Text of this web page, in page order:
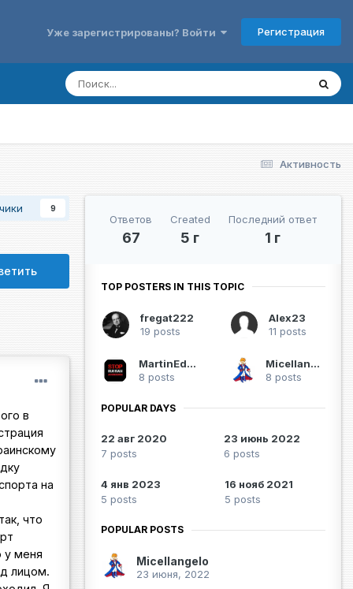
Уже зарегистрированы? Войти Регистрация
Активность
9
в
на
что
у меня
лицом.
Ответов
67
Created
5 г
Последний ответ
1 г
TOP POSTERS IN THIS TOPIC
fregat222
19 posts
Alex23
11 posts
MartinEden
8 posts
Micellangelo
8 posts
POPULAR DAYS
22 авг 2020
7 posts
23 июнь 2022
6 posts
4 янв 2023
5 posts
16 нояб 2021
5 posts
POPULAR POSTS
Micellangelo
23 июня, 2022